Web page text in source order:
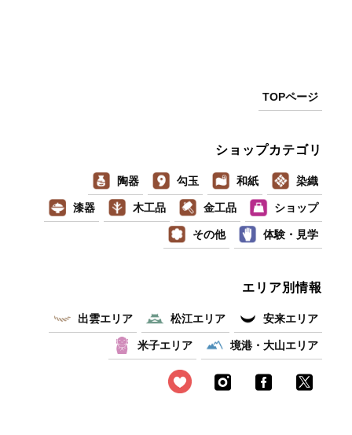
TOPページ
ショップカテゴリ
陶器 勾玉 和紙 染織
漆器 木工品 金工品 ショップ
その他 体験・見学
エリア別情報
出雲エリア 松江エリア 安来エリア
米子エリア 境港・大山エリア